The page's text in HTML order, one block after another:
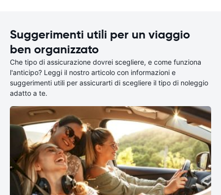
Suggerimenti utili per un viaggio
ben organizzato
Che tipo di assicurazione dovrei scegliere, e come funziona
l'anticipo? Leggi il nostro articolo con informazioni e
suggerimenti utili per assicurarti di scegliere il tipo di noleggio
adatto a te.